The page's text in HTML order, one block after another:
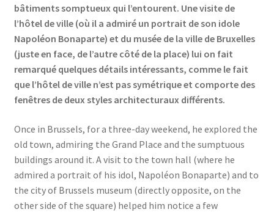
bâtiments somptueux qui l’entourent. Une visite de
l’hôtel de ville (où il a admiré un portrait de son idole
Napoléon Bonaparte) et du musée de la ville de Bruxelles
(juste en face, de l’autre côté de la place) lui on fait
remarqué quelques détails intéressants, comme le fait
que l’hôtel de ville n’est pas symétrique et comporte des
fenêtres de deux styles architecturaux différents.
Once in Brussels, for a three-day weekend, he explored the
old town, admiring the Grand Place and the sumptuous
buildings around it. A visit to the town hall (where he
admired a portrait of his idol, Napoléon Bonaparte) and to
the city of Brussels museum (directly opposite, on the
other side of the square) helped him notice a few